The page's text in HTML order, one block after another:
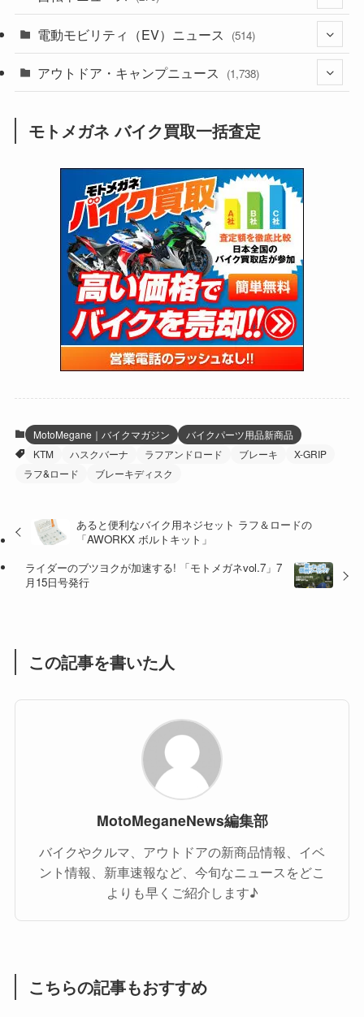
(640)
(118)
(60)
(31)
(51)
(34)
(5)
(12)
(65)
(109)
(252)
(38)
(24)
(16)
(25)
(24)
(47)
(15)
(5)
(249)
(64)
(16)
(62)
(4)
(6)
(17)
(5)
(27)
(306)
(6,964)
(2,474)
(249)
(1,226)
(12)
(131)
(38)
(131)
(167)
(85)
(21)
(61)
(171)
(98)
(13)
(60)
(274)
(171)
(38)
(47)
(59)
(41)
(47)
(1)
(66)
(16)
(141)
(255)
(204)
(1,145)
(166)
(23)
(33)
(34)
(35)
(41)
(415)
(16)
(188)
(137)
(75)
(2,744)
(126)
(170)
(54)
(211)
電動モビリティ（EV）ニュース (514)
(132)
(171)
(118)
(27)
アウトドア・キャンプニュース (1,738)
(8)
(1,605)
(147)
(13)
(19)
(12)
(16)
(20)
(4)
(16)
(1)
モトメガネ バイク買取一括査定
MotoMegane｜バイクマガジン
バイクパーツ用品新商品
KTM
ハスクバーナ ラフアンドロード ブレーキ
X-GRIP
ラフ&ロード
ブレーキディスク
あると便利なバイク用ネジセット ラフ＆ロードの
「AWORKX ボルトキット」
ライダーのブツヨクが加速する! 「モトメガネvol.7」7
月15日号発行
この記事を書いた人
MotoMeganeNews編集部
バイクやクルマ、アウトドアの新商品情報、イベ
ント情報、新車速報など、今旬なニュースをどこ
よりも早くご紹介します♪
こちらの記事もおすすめ